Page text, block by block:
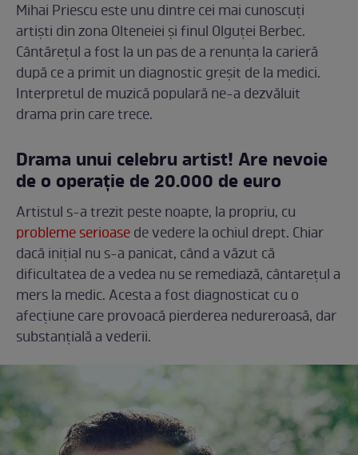
Mihai Priescu este unu dintre cei mai cunoscuți
artiști din zona Olteneiei și finul Olguței Berbec.
Cântărețul a fost la un pas de a renunța la carieră
după ce a primit un diagnostic greșit de la medici.
Interpretul de muzică populară ne-a dezvăluit
drama prin care trece.
Drama unui celebru artist! Are nevoie
de o operație de 20.000 de euro
Artistul s-a trezit peste noapte, la propriu, cu
probleme serioasede vedere la ochiul drept. Chiar
dacă inițial nu s-a panicat, când a văzut că
dificultatea de a vedea nu se remediază, cântarețul a
mers la medic. Acesta a fost diagnosticat cu o
afecțiune care provoacă pierderea nedureroasă, dar
substanțială a vederii.